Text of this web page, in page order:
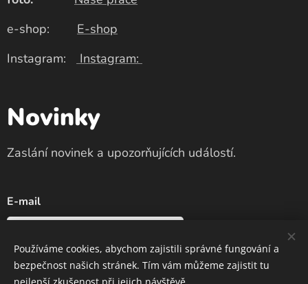
e-shop: E-shop
Instagram:
Instagram:
Novinky
Zaslání novinek a upozorňujících událostí.
E-mail
Odeslat
Používáme cookies, abychom zajistili správné fungování a
bezpečnost našich stránek. Tím vám můžeme zajistit tu